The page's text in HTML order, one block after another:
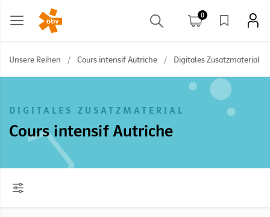
0
Unsere Reihen / Cours intensif Autriche / Digitales Zusatzmaterial
DIGITALES ZUSATZMATERIAL
Cours intensif Autriche